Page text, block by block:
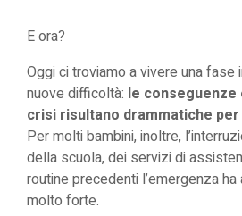
E ora?
Oggi ci troviamo a vivere una fase
nuove difficoltà: le
crisi risultano drammatiche
Per molti bambini, inoltre,
della scuola, dei servizi di
routine precedenti l’emergenza
molto forte.